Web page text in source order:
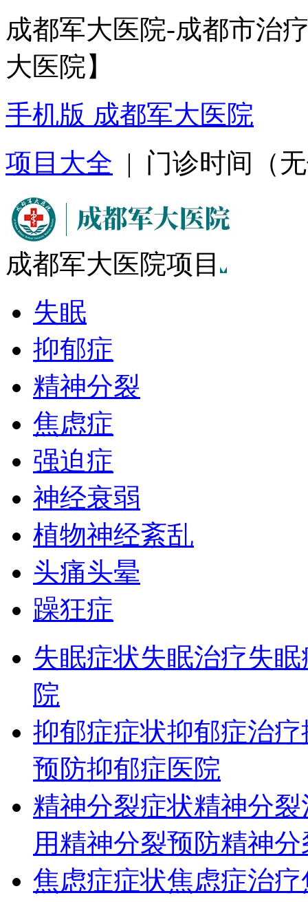
成都军大医院-成都市治
大医院】
手机版 成都军大医院
项目大全 | 门诊时间（
成都军大医院项目
失眠
抑郁症
精神分裂
焦虑症
强迫症
神经衰弱
植物神经紊乱
头痛头晕
躁狂症
失眠症状失眠治疗失
院
抑郁症症状抑郁症治疗
预防抑郁症医院
精神分裂症状精神分裂
用精神分裂预防精神
焦虑症症状焦虑症治疗